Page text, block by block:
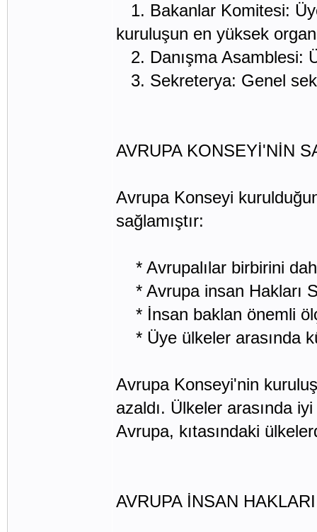
1. Bakanlar Komitesi:
kuruluşun en yüksek
2. Danışma Asamblesi:
3. Sekreterya: Genel
AVRUPA KONSEYİ'NİN
Avrupa Konseyi
sağlamıştır:
* Avrupalılar birbirini
* Avrupa insan Hakları
* İnsan baklan önemli
* Üye ülkeler arasında
Avrupa Konseyi'nin
azaldı. Ülkeler arasında
Avrupa, kıtasındaki
AVRUPA İNSAN